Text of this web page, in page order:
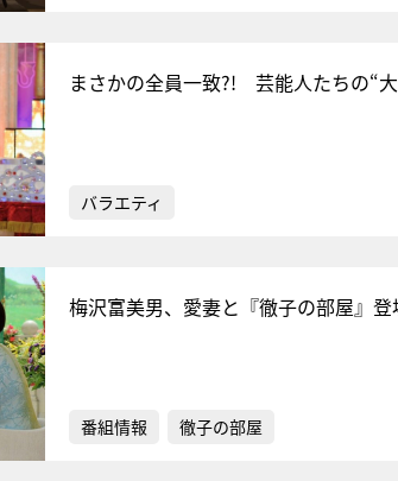
まさかの全員一致?! 芸能人たちの“
バラエティ
梅沢富美男、愛妻と『徹子の部屋』
番組情報 徹子の部屋